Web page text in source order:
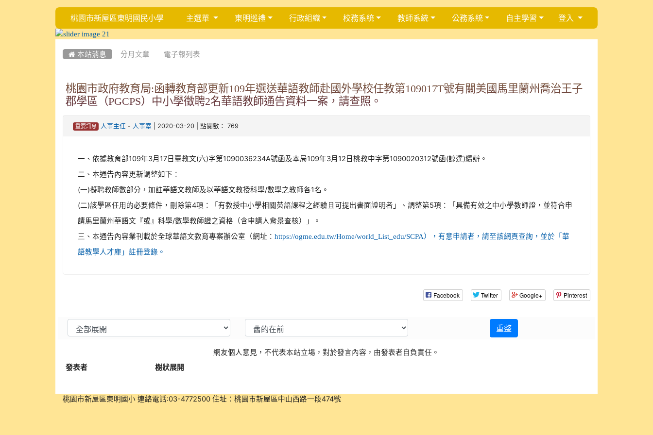
桃園市新屋區東明國民小學 主選單 東明巡禮 行政組織 校務系統 教師系統 公務系統 自主學習 登入
 本站消息 分月文章 電子報列表
桃園市政府教育局:函轉教育部更新109年選送華語教師赴國外學校任教第109017T號有關美國馬里蘭州喬治王子
郡學區（PGCPS）中小學徵聘2名華語教師通告資料一案，請查照。
重要訊息 人事主任 - 人事室 | 2020-03-20 | 點閱數： 769
一、依據教育部109年3月17日臺教文(六)字第1090036234A號函及本局109年3月12日桃教中字第1090020312號函(諒達)續辦。
二、本通告內容更新調整如下：
(一)擬聘教師數部分，加註華語文教師及以華語文教授科學/數學之教師各1名。
(二)該學區任用的必要條件，刪除第4項：「有教授中小學相關英語課程之經驗且可提出書面證明者」、調整第5項：「具備有效之中小學教師證，並符合申
請馬里蘭州華語文『或』科學/數學教師證之資格（含申請人背景查核）」。
三、本通告內容業刊載於全球華語文教育專案辦公室（網址：https://ogme.edu.tw/Home/world_List_edu/SCPA），有意申請者，請至該網頁查詢，並於「華
語教學人才庫」註冊登錄。
Facebook Twitter Google+ Pinterest
重整
網友個人意見，不代表本站立場，對於發言內容，由發表者自負責任。
發表者
樹狀展開
桃園市新屋區東明國小 連絡電話:03-4772500 住址：桃園市新屋區中山西路一段474號